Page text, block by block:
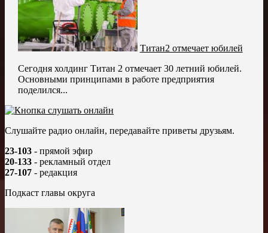
Титан2 отмечает юбилей
Сегодня холдинг Титан 2 отмечает 30 летний юбилей.
Основными принципами в работе предприятия
поделился...
Слушайте радио онлайн, передавайте приветы друзьям.
23-103 - прямой эфир
20-133 - рекламный отдел
27-107 - редакция
Подкаст главы округа